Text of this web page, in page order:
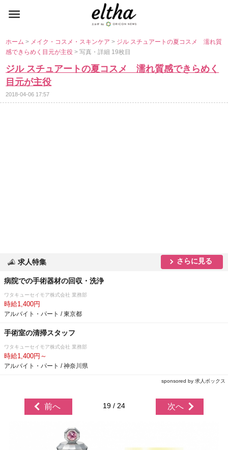
ホーム> メイク・コスメ・スキンケア> ジル スチュアートの夏コスメ 濡れ質
感できらめく目元が主役> 写真・詳細 19枚目
ジル スチュアートの夏コスメ 濡れ質感できらめく
目元が主役
2018-04-06 17:57
求人特集 さらに見る
病院での手術器材の回収・洗浄
ワタキューセイモア株式会社 業務部
時給1,400円
アルバイト・パート / 東京都
手術室の清掃スタッフ
ワタキューセイモア株式会社 業務部
時給1,400円～
アルバイト・パート / 神奈川県
sponsored by 求人ボックス
前へ 19 / 24 次へ